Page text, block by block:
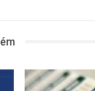
NOTÍCIAS